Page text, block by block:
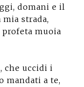
domani e il
strada,
muoia
che uccidi i
mandati a te,